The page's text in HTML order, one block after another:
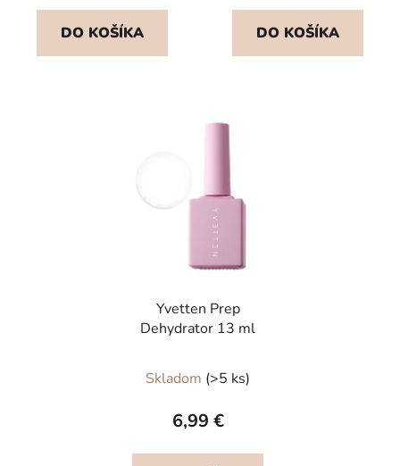
DO KOŠÍKA DO KOŠÍKA
Yvetten Prep
Dehydrator 13 ml
Skladom (>5 ks)
6,99 €